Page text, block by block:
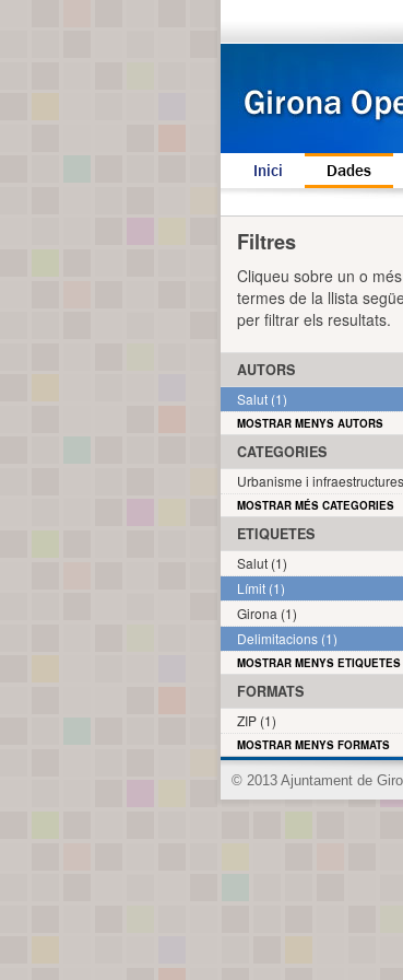
Inici Dades
Filtres
Cliqueu sobre un o més
termes de la llista
per filtrar els resultats.
AUTORS
Salut (1)
MOSTRAR MENYS AUTORS
CATEGORIES
Urbanisme i
MOSTRAR MÉS CATEGORIES
ETIQUETES
Salut (1)
Límit (1)
Girona (1)
Delimitacions (1)
MOSTRAR MENYS ETIQUETES
FORMATS
ZIP (1)
MOSTRAR MENYS FORMATS
© 2013 Ajuntament de